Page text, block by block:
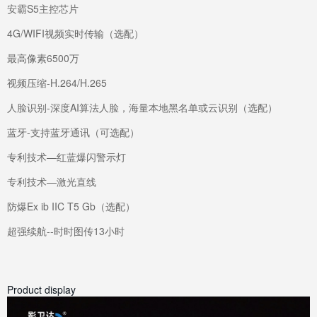
安霸S5主控芯片
4G/WIFI视频实时传输（选配）
最高像素6500万
视频压缩-H.264/H.265
人脸识别-深度AI算法人脸，海量本地黑名单或云识别（选配）
蓝牙-支持蓝牙通讯（可选配）
专利技术—红蓝爆闪警示灯
专利技术—激光直线
防爆Ex ib IIC T5 Gb（选配）
超强续航--时时图传13小时
Product display